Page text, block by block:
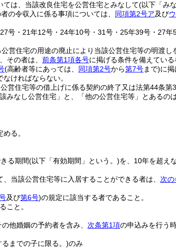
は、当該改良住宅を公営住宅とみなして(以下「み
の令収入に係る事項については、 同項第2号ア及びウ
号・21年12号・24年10号・31号・25年39号・27年
営住宅の用途の廃止により当該公営住宅等の明渡し
その者は、 前条第1項各号に掲げる条件を備えている
(高齢者等にあっては、 同項第2号から第7号まで)に
ければならない。
営住宅等の借上げに係る契約の終了又は法第44条第
なし公営住宅」と、「他の公営住宅等」とあるの
る。
る期間(以下「有効期間」という。)を、10年を超え
当該公営住宅等に入居することができる者は、 次
及び第6号)の規定に該当する者であること。
こと。
他婚姻の予約者を含み、 次条第1項の申込みを行う
までの子に限る。)のみ